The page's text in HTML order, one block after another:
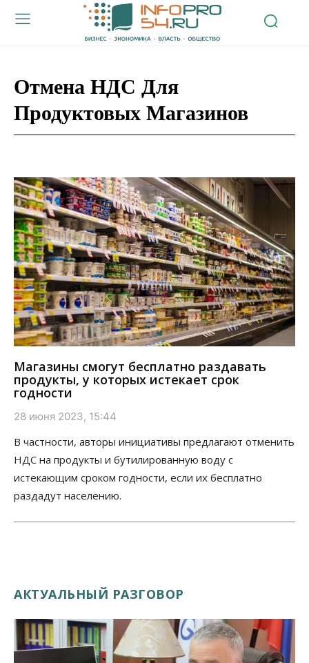
Отмена НДС Для
Продуктовых Магазинов
Магазины смогут бесплатно раздавать
продукты, у которых истекает срок
годности
28 июня 2023, 15:44
В частности, авторы инициативы предлагают отменить
НДС на продукты и бутилированную воду с
истекающим сроком годности, если их бесплатно
раздадут населению.
АКТУАЛЬНЫЙ РАЗГОВОР